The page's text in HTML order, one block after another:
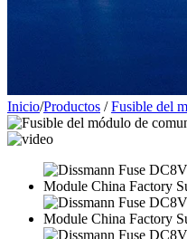
Inicio/Productos / Fusible del